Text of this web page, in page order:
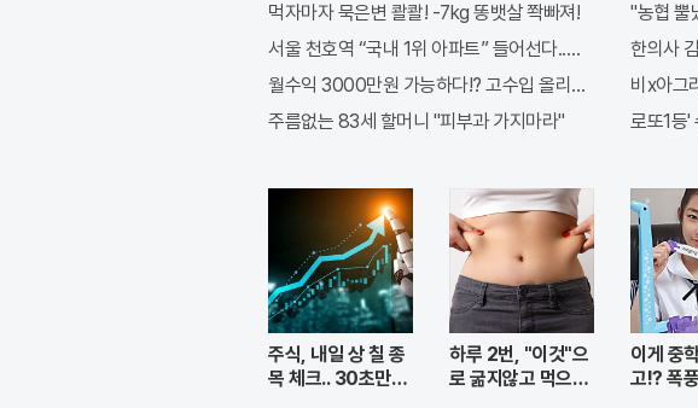
먹자마자 묵은변 콸콸! -7kg 똥뱃살 쫙빠져!
서울 천호역 “국내 1위 아파트” 들어선다..충격!
월수익 3000만원 가능하다!? 고수입 올리는 이 "자격증"
주름없는 83세 할머니 "피부과 가지마라"
"농협 뿔
한의사
비x아그
로또1등'
주식, 내일 상 칠 종
목 체크.. 30초만에
하루 2번, "이것"으
로 굶지않고 먹으면
이게 중
고!? 폭